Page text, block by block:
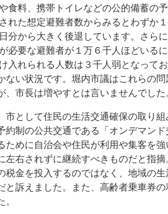
食料、携帯トイレなどの公的備蓄の
れた想定避難者数からみるとわずか
分から大きく後退しています。さら
必要な避難者が１万６千人ほどいる
入れられる人数は３千人弱となって
い状況です。堀内市議はこれらの
市長は増やすとは言いませんでした
として住民の生活交通確保の取り
制の公共交通である「オンデマンド
めに自治会や住民が利用や集客を
右されずに継続すべきものだと指
金を投入するのではなく、地域の
訴えました。また、高齢者乗車券の